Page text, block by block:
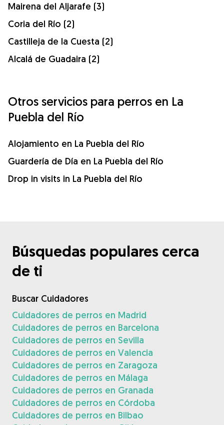
Mairena del Aljarafe (3)
Coria del Río (2)
Castilleja de la Cuesta (2)
Alcalá de Guadaira (2)
Otros servicios para perros en La
Puebla del Río
Alojamiento en La Puebla del Río
Guardería de Día en La Puebla del Río
Drop in visits in La Puebla del Río
Búsquedas populares cerca
de ti
Buscar Cuidadores
Cuidadores de perros en Madrid
Cuidadores de perros en Barcelona
Cuidadores de perros en Sevilla
Cuidadores de perros en Valencia
Cuidadores de perros en Zaragoza
Cuidadores de perros en Málaga
Cuidadores de perros en Granada
Cuidadores de perros en Córdoba
Cuidadores de perros en Bilbao